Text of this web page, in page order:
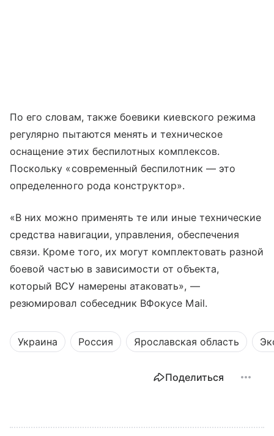
По его словам, также боевики киевского режима
регулярно пытаются менять и техническое
оснащение этих беспилотных комплексов.
Поскольку «современный беспилотник — это
определенного рода конструктор».
«В них можно применять те или иные технические
средства навигации, управления, обеспечения
связи. Кроме того, их могут комплектовать разной
боевой частью в зависимости от объекта,
который ВСУ намерены атаковать», —
резюмировал собеседник ВФокусе Mail.
Украина Россия Ярославская область
Поделиться